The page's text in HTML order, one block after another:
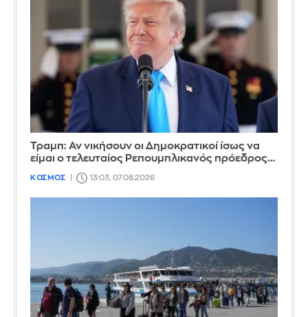
Τραμπ: Αν νικήσουν οι Δημοκρατικοί ίσως να
είμαι ο τελευταίος Ρεπουμπλικανός πρόεδρος…
ΚΟΣΜΟΣ 13:03, 07.08.2026